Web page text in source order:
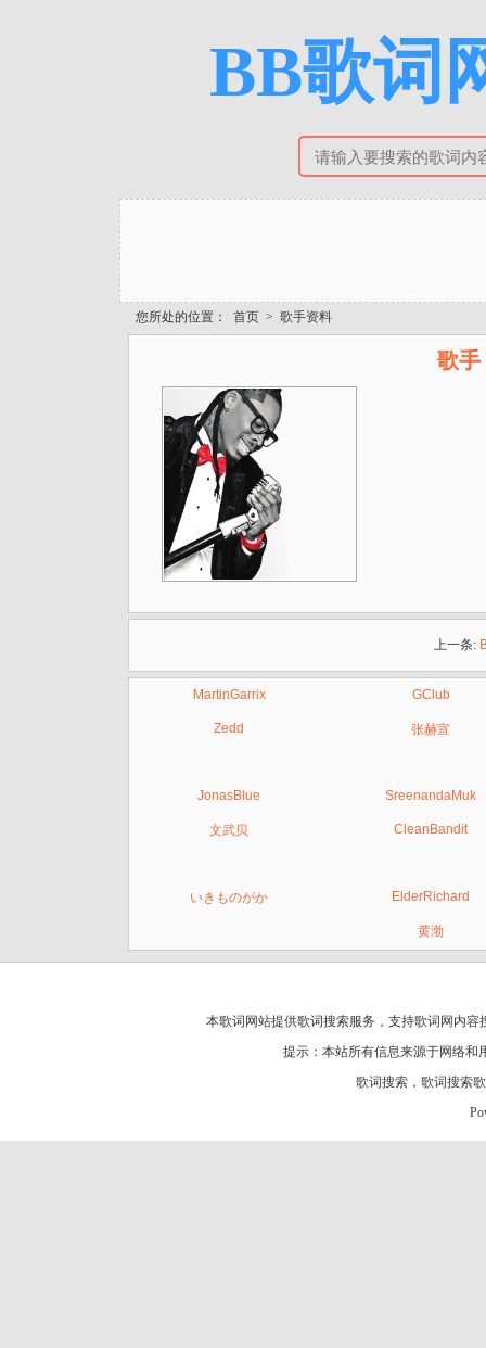
BB歌词
您所处的位置： 首页 > 歌手资料
歌手
上一条:
MartinGarrix GClub
Zedd 张赫宣
JonasBlue SreenandaMuk
文武贝 CleanBandit
いきものがか ElderRichard
黄渤
本歌词网站提供歌词搜索服务，支持歌词网 内容
提示：本站所有信息来源于网络
歌词搜索 ， 歌词搜索